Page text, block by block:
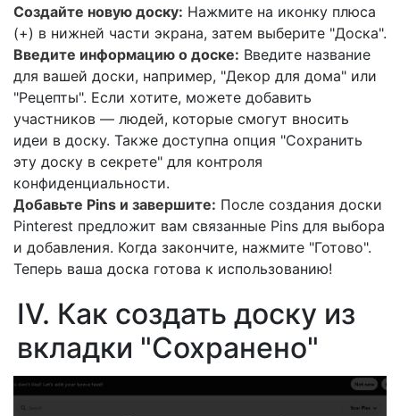
Создайте новую доску: Нажмите на иконку плюса
(+) в нижней части экрана, затем выберите "Доска".
Введите информацию о доске: Введите название
для вашей доски, например, "Декор для дома" или
"Рецепты". Если хотите, можете добавить
участников — людей, которые смогут вносить
идеи в доску. Также доступна опция "Сохранить
эту доску в секрете" для контроля
конфиденциальности.
Добавьте Pins и завершите: После создания доски
Pinterest предложит вам связанные Pins для выбора
и добавления. Когда закончите, нажмите "Готово".
Теперь ваша доска готова к использованию!
IV. Как создать доску из
вкладки "Сохранено"